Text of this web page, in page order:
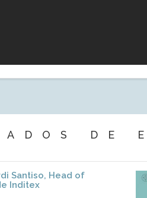
DE
Santiso, Head of
Inditex